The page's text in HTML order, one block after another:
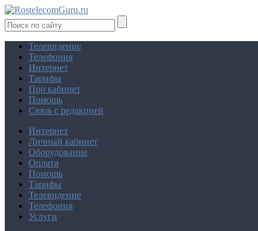
Телевидение
Телефония
Интернет
Тарифы
Про кабинет
Помощь
Связь с редакцией
Интернет
Личный кабинет
Оборудование
Оплата
Помощь
Тарифы
Телевидение
Телефония
Услуги